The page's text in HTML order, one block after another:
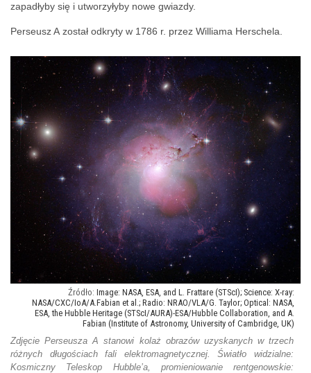
zapadłyby się i utworzyłyby nowe gwiazdy.
Perseusz A został odkryty w 1786 r. przez Williama Herschela.
Image: NASA, ESA, and L. Frattare (STScI); Science: X-ray:
NASA/CXC/IoA/A.Fabian et al.; Radio: NRAO/VLA/G. Taylor; Optical: NASA,
ESA, the Hubble Heritage (STScI/AURA)-ESA/Hubble Collaboration, and A.
Fabian (Institute of Astronomy, University of Cambridge, UK)
Zdjęcie Perseusza A stanowi kolaż obrazów uzyskanych w trzech
różnych długościach fali elektromagnetycznej. Światło widzialne:
Kosmiczny Teleskop Hubble’a, promieniowanie rentgenowskie: